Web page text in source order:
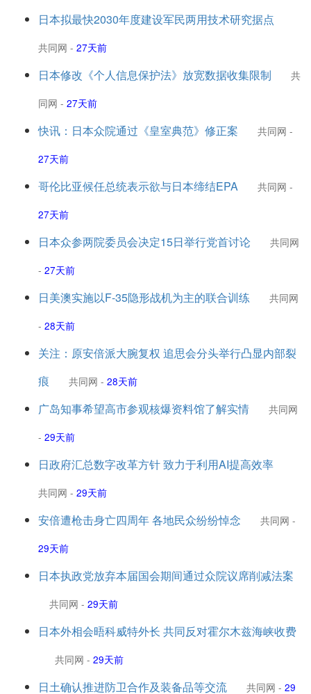
日本拟最快2030年度建设军民两用技术研究据点
共同网 - 27天前
日本修改《个人信息保护法》放宽数据收集限制
共
同网 - 27天前
快讯：日本众院通过《皇室典范》修正案 共同网 -
27天前
哥伦比亚候任总统表示欲与日本缔结EPA 共同网 -
27天前
日本众参两院委员会决定15日举行党首讨论
共同网
- 27天前
日美澳实施以F-35隐形战机为主的联合训练
共同网
- 28天前
关注：原安倍派大腕复权 追思会分头举行凸显内部裂
痕
共同网 - 28天前
广岛知事希望高市参观核爆资料馆了解实情
共同网
- 29天前
日政府汇总数字改革方针 致力于利用AI提高效率
共同网 - 29天前
安倍遭枪击身亡四周年 各地民众纷纷悼念 共同网 -
29天前
日本执政党放弃本届国会期间通过众院议席削减法案
共同网 - 29天前
日本外相会晤科威特外长 共同反对霍尔木兹海峡收费
共同网 - 29天前
日土确认推进防卫合作及装备品等交流 共同网 - 29